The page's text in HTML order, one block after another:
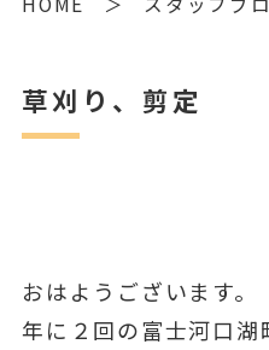
草刈り、剪定
おはようございます。
年に２回の富士河口